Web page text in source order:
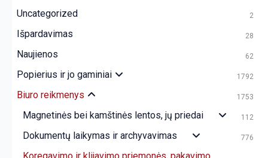
Uncategorized 2
Išpardavimas 28
Naujienos 62
Popierius ir jo gaminiai 1792
Biuro reikmenys 1753
Magnetinės bei kamštinės lentos, jų priedai 112
Dokumentų laikymas ir archyvavimas 776
Koregavimo ir klijavimo priemonės, pakavimo